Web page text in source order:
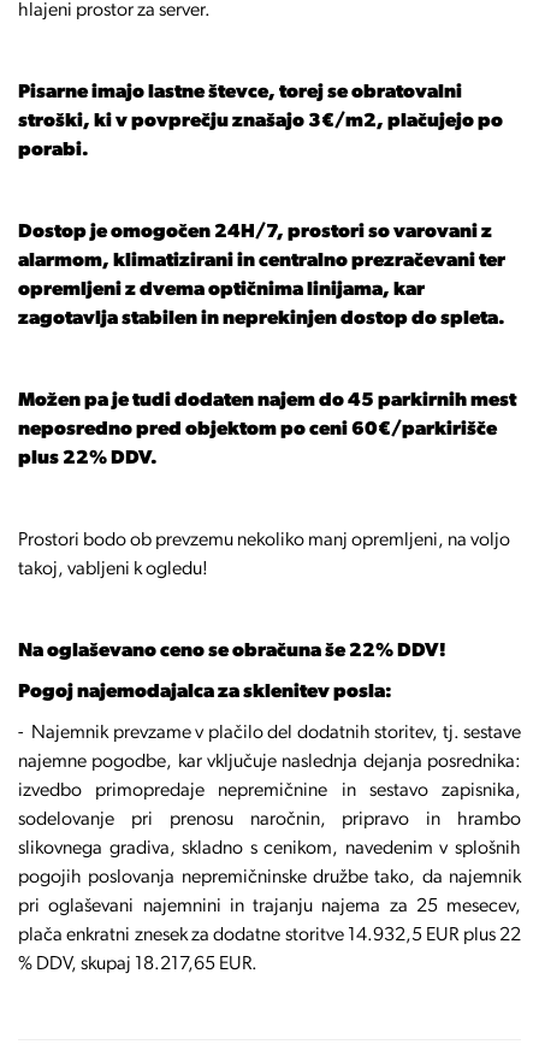
hlajeni prostor za server.
Pisarne imajo lastne števce, torej se obratovalni
stroški, ki v povprečju znašajo 3€/m2, plačujejo po
porabi.
Dostop je omogočen 24H/7, prostori so varovani z
alarmom, klimatizirani in centralno prezračevani ter
opremljeni z dvema optičnima linijama, kar
zagotavlja stabilen in neprekinjen dostop do spleta.
Možen pa je tudi dodaten najem do 45 parkirnih mest
neposredno pred objektom po ceni 60€/parkirišče
plus 22% DDV.
Prostori bodo ob prevzemu nekoliko manj opremljeni, na voljo
takoj, vabljeni k ogledu!
Na oglaševano ceno se obračuna še 22% DDV!
Pogoj najemodajalca za sklenitev posla:
- Najemnik prevzame v plačilo del dodatnih storitev, tj. sestave
najemne pogodbe, kar vključuje naslednja dejanja posrednika:
izvedbo primopredaje nepremičnine in sestavo zapisnika,
sodelovanje pri prenosu naročnin, pripravo in hrambo
slikovnega gradiva, skladno s cenikom, navedenim v splošnih
pogojih poslovanja nepremičninske družbe tako, da najemnik
pri oglaševani najemnini in trajanju najema za 25 mesecev,
plača enkratni znesek za dodatne storitve 14.932,5 EUR plus 22
% DDV, skupaj 18.217,65 EUR.